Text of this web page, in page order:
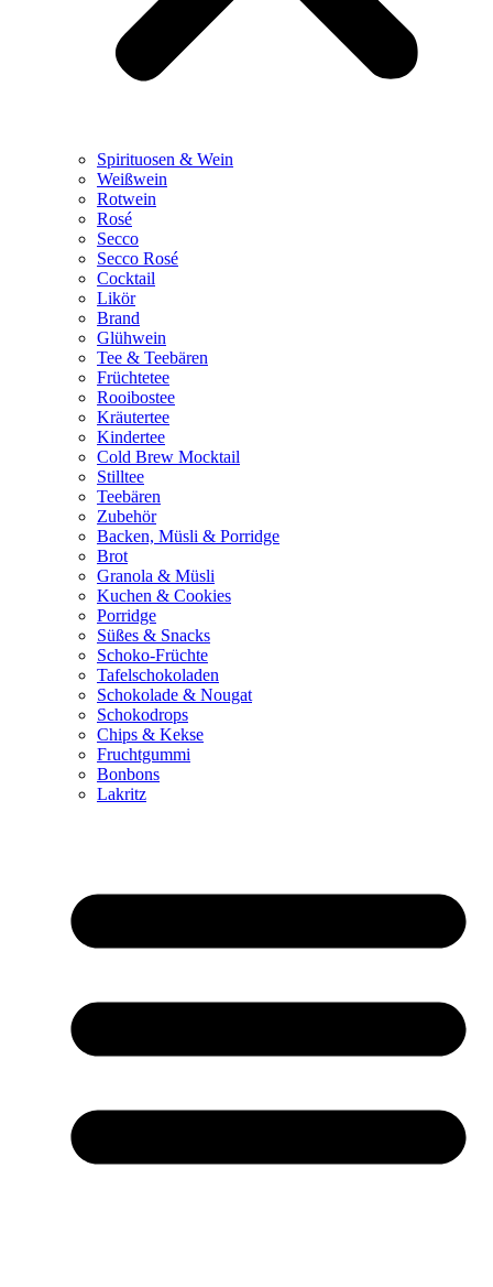
Spirituosen & Wein
Weißwein
Rotwein
Rosé
Secco
Secco Rosé
Cocktail
Likör
Brand
Glühwein
Tee & Teebären
Früchtetee
Rooibostee
Kräutertee
Kindertee
Cold Brew Mocktail
Stilltee
Teebären
Zubehör
Backen, Müsli & Porridge
Brot
Granola & Müsli
Kuchen & Cookies
Porridge
Süßes & Snacks
Schoko-Früchte
Tafelschokoladen
Schokolade & Nougat
Schokodrops
Chips & Kekse
Fruchtgummi
Bonbons
Lakritz